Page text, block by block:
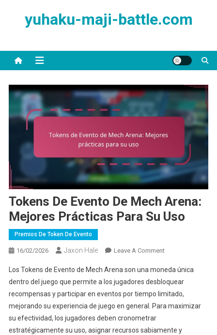
yuhaku-maji-battle.com
Tokens De Evento De Mech Arena:
Mejores Prácticas Para Su Uso
Premios De Token De Evento
16/02/2026 Jaxon Hale Leave A CommentOn
De
Evento
De
Mech
Mejores
Los Tokens de Evento de Mech Arena son una moneda única
dentro del juego que permite a los jugadores desbloquear
recompensas y participar en eventos por tiempo limitado,
mejorando su experiencia de juego en general. Para maximizar
su efectividad, los jugadores deben cronometrar
estratégicamente su uso, asignar recursos sabiamente y